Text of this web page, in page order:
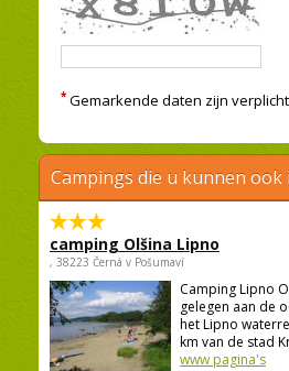
* Gemarkende daten zijn verplicht
Campings die u kunnen
camping Olšina Lipno
, 38223 Černá v Pošumaví
Camping Lipno
gelegen aan de
het Lipno
km van de stad
www pagina's